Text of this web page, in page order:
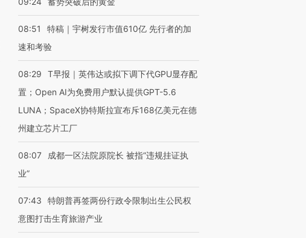
08:51
特稿｜宇树发行市值610亿 先行者的加
速和考验
08:29
T早报｜英伟达或拟下调下代GPU显存配
置；Open AI为免费用户默认提供GPT-5.6
LUNA；SpaceX协特斯拉宣布斥168亿美元在德
州建立芯片工厂
08:07
成都一区法院原院长 被指“违规挂证执
业”
07:43
特朗普再签两份行政令限制出生公民权
意图打击生育旅游产业